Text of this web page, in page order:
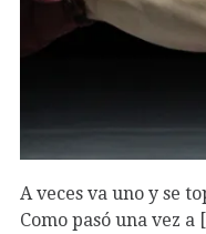
A veces va uno y se
Como pasó una vez a